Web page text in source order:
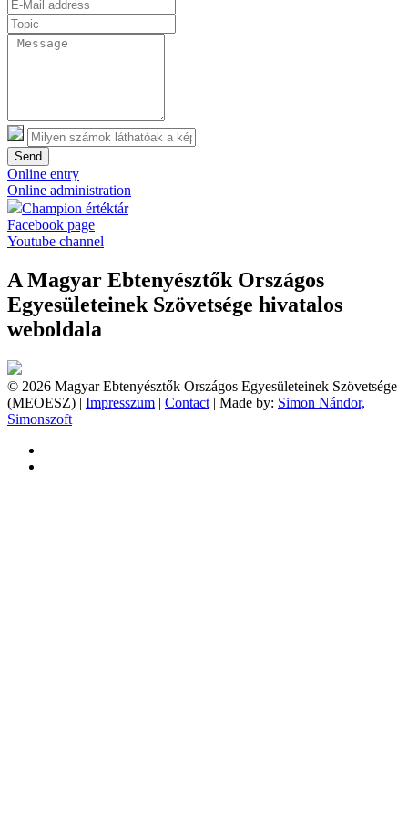
Send
Online entry
Online administration
Champion értéktár
Facebook page
Youtube channel
A Magyar Ebtenyésztők Országos
Egyesületeinek Szövetsége hivatalos
weboldala
© 2026 Magyar Ebtenyésztők Országos Egyesületeinek Szövetsége
(MEOESZ) | Impresszum | Contact | Made by: Simon Nándor,
Simonszoft